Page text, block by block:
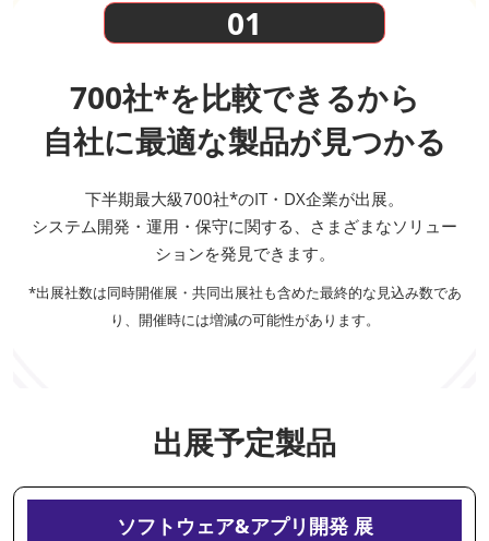
01
700社*を比較できるから
自社に最適な製品が見つかる
下半期最大級700社*のIT・DX企業が出展。
システム開発・運用・保守に関する、さまざまなソリュー
ションを発見できます。
*出展社数は同時開催展・共同出展社も含めた最終的な見込み数であ
り、開催時には増減の可能性があります。
出展予定製品
ソフトウェア&アプリ開発 展